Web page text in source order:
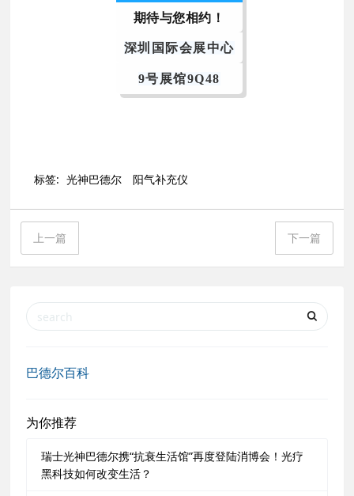
期待与您相约！
深圳国际会展中心
9号展馆9Q48
标签: 光神巴德尔 阳气补充仪
上一篇 下一篇
巴德尔百科
为你推荐
瑞士光神巴德尔携“抗衰生活馆”再度登陆消博会！光疗
黑科技如何改变生活？